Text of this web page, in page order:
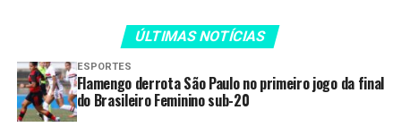
impacto social, econômico
e esportivo para a nossa
população”, destacou o
ÚLTIMAS NOTÍCIAS
ESPORTES
Flamengo derrota São Paulo no primeiro jogo da final
do Brasileiro Feminino sub-20